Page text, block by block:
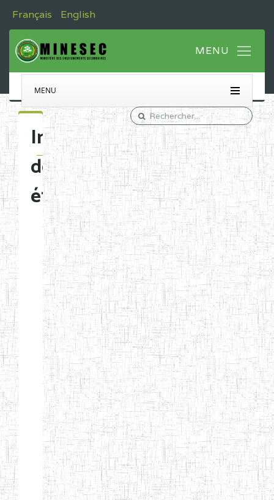
Français English
MENU
Immatriculation
des
établissements
Etablissements
d'enseignement
normal
ENI
Chercher:
Effacer les filtres
Denomination